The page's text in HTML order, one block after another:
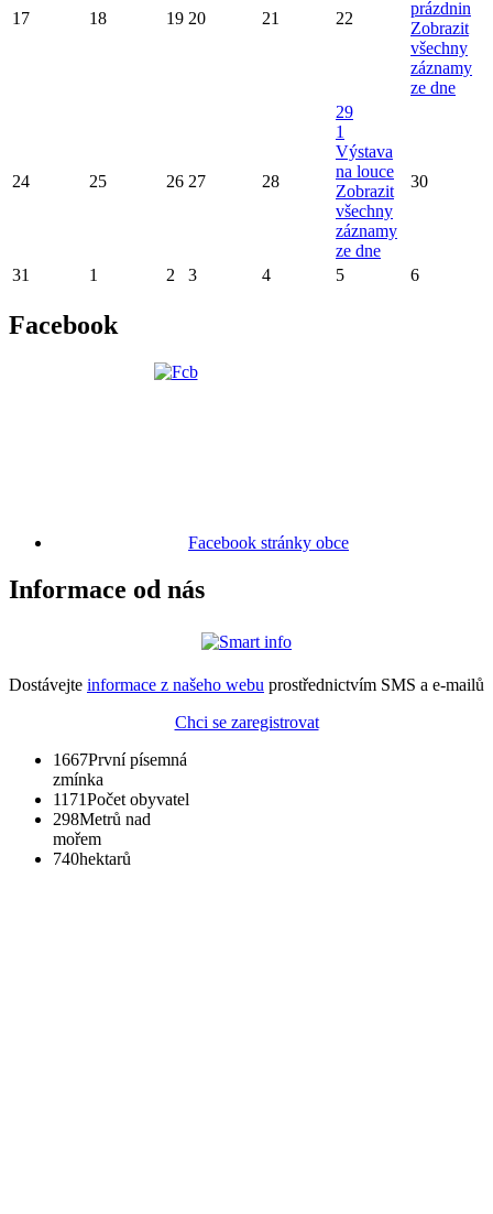
17 18 19 20 21 22
prázdnin
Zobrazit
všechny
záznamy
ze dne
24 25 26 27 28
29
1
Výstava
na louce
Zobrazit
všechny
záznamy
ze dne
30
31 1 2 3 4 5 6
Facebook
Facebook stránky obce
Informace od nás
Dostávejte informace z našeho webu prostřednictvím SMS a e-mailů
Chci se zaregistrovat
1667První písemná
zmínka
1171Počet obyvatel
298Metrů nad
mořem
740hektarů